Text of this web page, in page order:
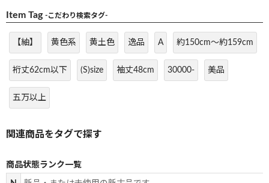
Item Tag -こだわり検索タグ-
【紬】 黄色系 黄土色 逸品 A 約150cm～約159cm
裄丈62cm以下 (S)size 袖丈48cm 30000- 美品
五万以上
商品状態ランク一覧